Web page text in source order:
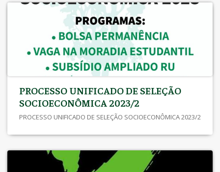
ingresso em 2025/2. As inscrições foram prorrogadas […]
PROCESSO UNIFICADO DE SELEÇÃO
SOCIOECONÔMICA 2023/2
PROCESSO UNIFICADO DE SELEÇÃO SOCIOECONÔMICA 2023/2